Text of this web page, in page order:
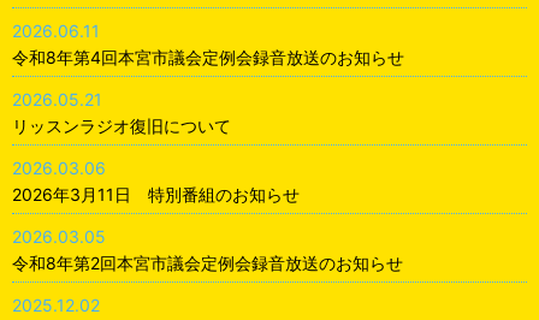
2026.06.11
令和8年第4回本宮市議会定例会録音放送のお知らせ
2026.05.21
リッスンラジオ復旧について
2026.03.06
2026年3月11日 特別番組のお知らせ
2026.03.05
令和8年第2回本宮市議会定例会録音放送のお知らせ
2025.12.02